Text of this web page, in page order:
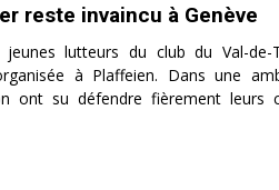
reste invaincu à Genève
jeunes lutteurs du club du Val-
à Plaffeien. Dans une
ont su défendre fièrement leurs